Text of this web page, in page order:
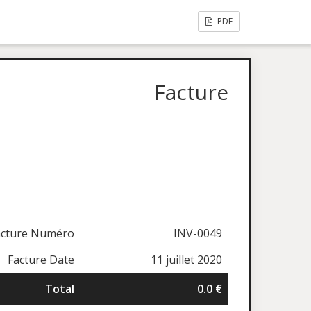
PDF
Facture
Numéro
INV-0049
Facture Date
11 juillet 2020
Total
0.0 €